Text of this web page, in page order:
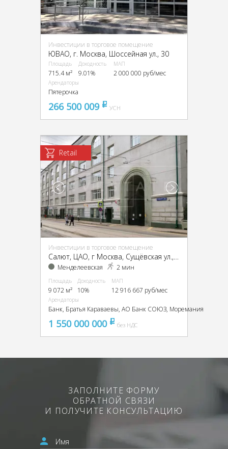
Инвестиции в торговое помещение
ЮВАО, г. Москва, Шоссейная ул., 30
Площадь
715.4 м²
Доходность
9.01%
МАП
2 000 000 руб/мес
Арендаторы
Пятерочка
266 500 009 pуб
УСН
Retail
Инвестиции в торговое помещение
Салют, ЦАО, г Москва, Сущёвская ул., 27, стр. 1
Менделеевская 2 мин
Площадь
9 072 м²
Доходность
10%
МАП
12 916 667 руб/мес
Арендаторы
Банк, Братья Караваевы, АО Банк СОЮЗ, Моремания
1 550 000 000 pуббез НДС
ЗАПОЛНИТЕ ФОРМУ
ОБРАТНОЙ СВЯЗИ
И ПОЛУЧИТЕ КОНСУЛЬТАЦИЮ